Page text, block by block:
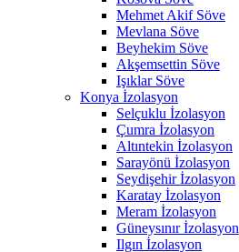
Mehmet Akif Söve
Mevlana Söve
Beyhekim Söve
Akşemsettin Söve
Işıklar Söve
Konya İzolasyon
Selçuklu İzolasyon
Çumra İzolasyon
Altıntekin İzolasyon
Sarayönü İzolasyon
Seydişehir İzolasyon
Karatay İzolasyon
Meram İzolasyon
Güneysınır İzolasyon
Ilgın İzolasyon